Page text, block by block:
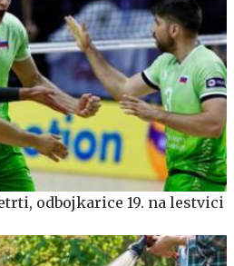
odbojkarice 19. na lestvici